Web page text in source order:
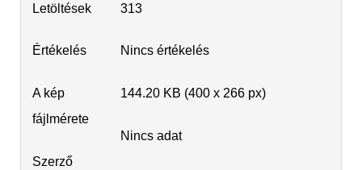
Letöltések 313
Értékelés Nincs értékelés
A kép
fájlmérete
144.20 KB (400 x 266 px)
Szerző
Nincs adat